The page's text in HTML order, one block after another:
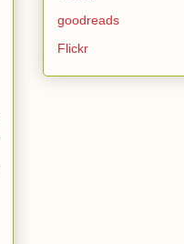
goodreads
Flickr